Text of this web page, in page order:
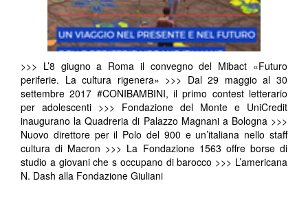
>>> L’8 giugno a Roma il convegno del Mibact «Futuro
periferie. La cultura rigenera» >>> Dal 29 maggio al 30
settembre 2017 #CONIBAMBINI, il primo contest letterario
per adolescenti >>> Fondazione del Monte e UniCredit
inaugurano la Quadreria di Palazzo Magnani a Bologna >>>
Nuovo direttore per il Polo del 900 e un’italiana nello staff
cultura di Macron >>> La Fondazione 1563 offre borse di
studio a giovani che s occupano di barocco >>> L’americana
N. Dash alla Fondazione Giuliani